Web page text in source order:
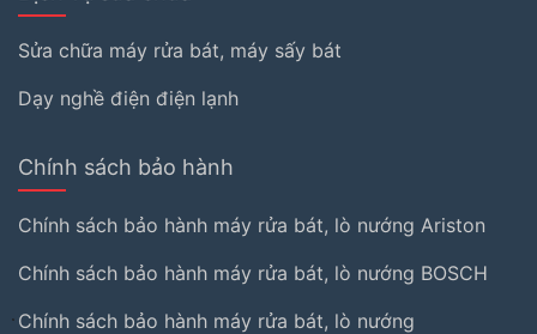
Sửa chữa máy rửa bát, máy sấy bát
Dạy nghề điện điện lạnh
Chính sách bảo hành
Chính sách bảo hành máy rửa bát, lò nướng Ariston
Chính sách bảo hành máy rửa bát, lò nướng BOSCH
Chính sách bảo hành máy rửa bát, lò nướng